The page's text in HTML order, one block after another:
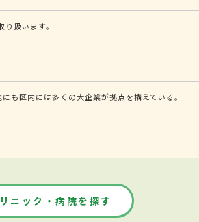
扱います。
も区内には多くの大企業が拠点を構えている。
ニック・病院を探す